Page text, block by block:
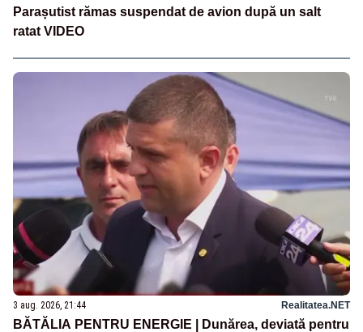
Parașutist rămas suspendat de avion după un salt
ratat VIDEO
3 aug. 2026, 21:44 Realitatea.NET
BĂTĂLIA PENTRU ENERGIE | Dunărea, deviată pentru